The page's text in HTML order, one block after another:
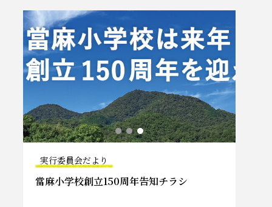
実行委員会だより
當麻小学校創立150周年告知チラシ